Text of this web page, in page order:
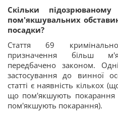
Скільки
пом'якшувальних
посадки?
Стаття 69
призначення більш
передбачено законом.
застосування до винної
статті є наявність
що пом'якшують покарання
пом'якшують покарання).